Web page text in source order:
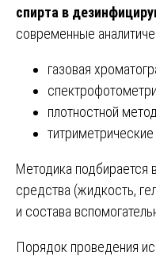
спирта в
современные
газовая
плотностной
Методика подбирается
средства (жидкость,
и состава
Порядок проведения